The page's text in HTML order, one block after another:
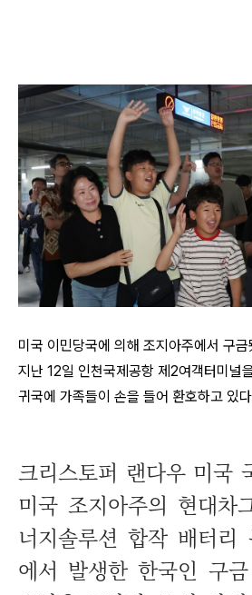
미국 이민당국에 의해 조지아주에서 구금
지난 12일 인천국제공항 제2여객터미널
귀국에 가족들이 손을 들어 환호하고 있
크리스토퍼 랜다우 미국
미국 조지아주의 현대차
너지솔루션 합작 배터
에서 발생한 한국인 구